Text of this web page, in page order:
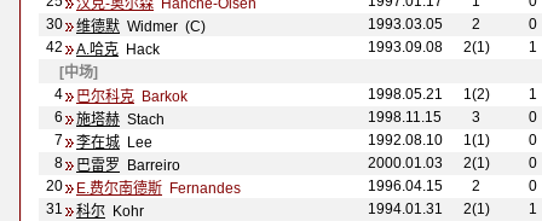
汉克-奥尔森 Hanche-Olsen
30
维德默 Widmer (C) 1993.03.05 2
0
42
A.哈克 Hack 1993.09.08 2(1)
1
[中场]
4
巴尔科克 Barkok 1998.05.21 1(2)
1
6
施塔赫 Stach 1998.11.15 3
0
7
李在城 Lee 1992.08.10 1(1)
0
8
巴雷罗 Barreiro 2000.01.03 2(1)
0
20
E.费尔南德斯 Fernandes 1996.04.15 2
0
31
科尔 Kohr 1994.01.31 2(1)
1